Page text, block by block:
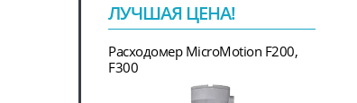
ЛУЧШАЯ ЦЕНА!
Расходомер MicroMotion F200,
F300